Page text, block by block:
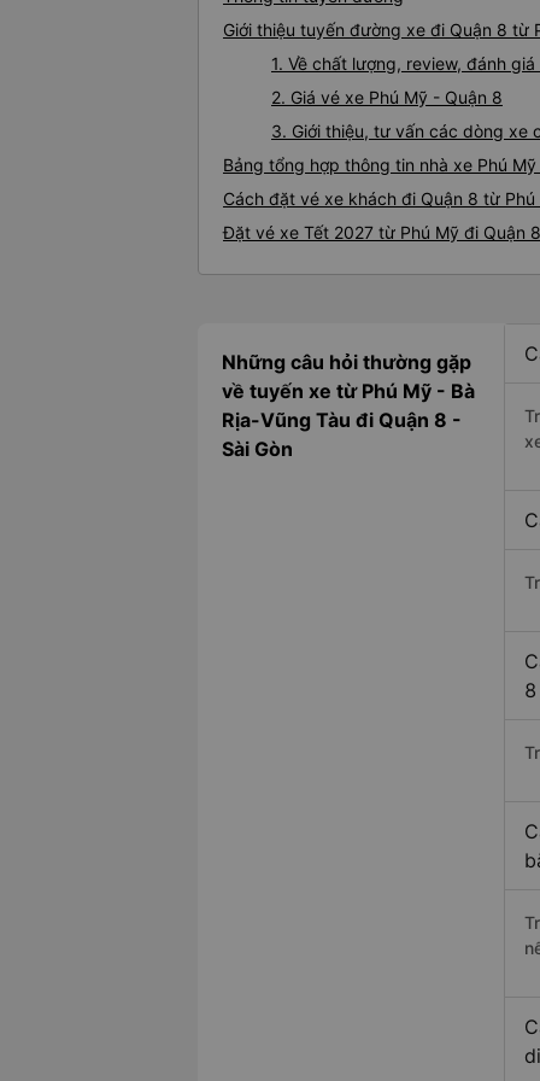
Giới thiệu tuyến đường xe đi Quận 8 từ
1. Về chất lượng, review, đánh
2. Giá vé xe Phú Mỹ - Quận 8
3. Giới thiệu, tư vấn các dòng xe
Bảng tổng hợp thông tin nhà xe Phú
Cách đặt vé xe khách đi Quận 8 từ
Đặt vé xe Tết 2027 từ Phú Mỹ đi Quận 8
Những câu hỏi thường gặp
về tuyến xe từ Phú Mỹ - Bà
Rịa-Vũng Tàu đi Quận 8 -
Sài Gòn